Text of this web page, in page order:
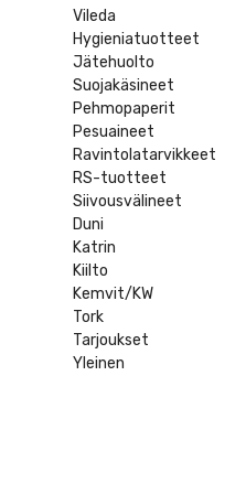
Vileda
Hygieniatuotteet
Jätehuolto
Suojakäsineet
Pehmopaperit
Pesuaineet
Ravintolatarvikkeet
RS-tuotteet
Siivousvälineet
Duni
Katrin
Kiilto
Kemvit/KW
Tork
Tarjoukset
Yleinen